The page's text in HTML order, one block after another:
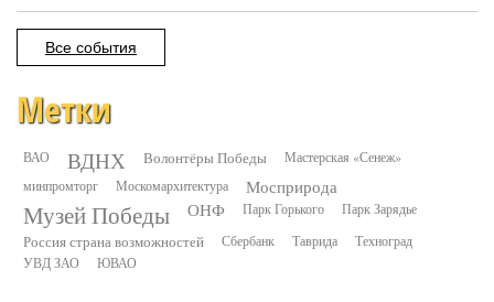
Все события
Метки
ВАО ВДНХ Волонтёры Победы
Мастерская «Сенеж»
минпромторг
Москомархитектура Мосприрода
Музей Победы ОНФ Парк Горького Парк Зарядье
Россия страна возможностей Сбербанк Таврида
Техноград
УВД ЗАО
ЮВАО